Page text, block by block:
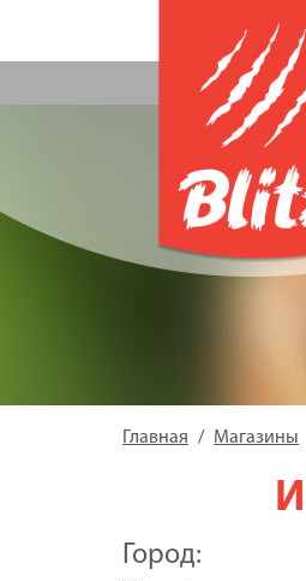
Главная Магазины
Город: